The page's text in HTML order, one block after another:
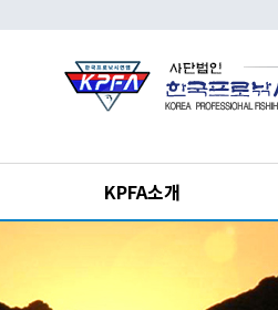
KPFA소개